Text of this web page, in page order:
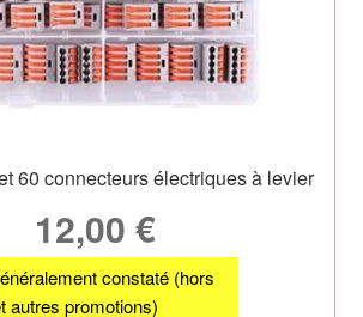
60 connecteurs électriques à levier
12,00 €
constaté (hors
autres promotions)